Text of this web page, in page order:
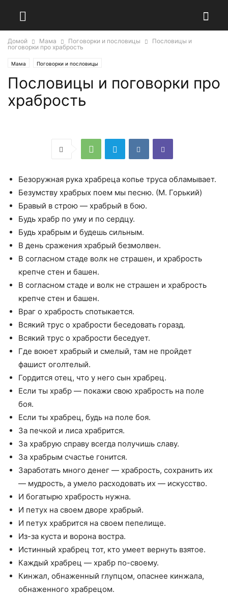
Домой Мама Поговорки и пословицы
Пословицы и
поговорки про храбрость
Мама Поговорки и пословицы
Пословицы и поговорки про
храбрость
Безоружная рука храбреца копье труса обламывает.
Безумству храбрых поем мы песню. (М. Горький)
Бравый в строю — храбрый в бою.
Будь храбр по уму и по сердцу.
Будь храбрым и будешь сильным.
В день сражения храбрый безмолвен.
В согласном стаде волк не страшен, и храбрость
крепче стен и башен.
В согласном стаде и волк не страшен и храбрость
крепче стен и башен.
Враг о храбрость спотыкается.
Всякий трус о храбрости беседовать горазд.
Всякий трус о храбрости беседует.
Где воюет храбрый и смелый, там не пройдет
фашист оголтелый.
Гордится отец, что у него сын храбрец.
Если ты храбр — покажи свою храбрость на поле
боя.
Если ты храбрец, будь на поле боя.
За печкой и лиса храбрится.
За храбрую справу всегда получишь славу.
За храбрым счастье гонится.
Заработать много денег — храбрость, сохранить их
— мудрость, а умело расходовать их — искусство.
И богатырю храбрость нужна.
И петух на своем дворе храбрый.
И петух храбрится на своем пепелище.
Из-за куста и ворона востра.
Истинный храбрец тот, кто умеет вернуть взятое.
Каждый храбрец — храбр по-своему.
Кинжал, обнаженный глупцом, опаснее кинжала,
обнаженного храбрецом.